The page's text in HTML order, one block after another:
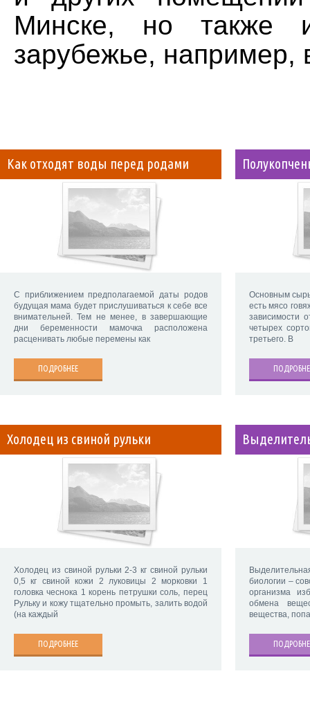
Минске, но также
зарубежье, например,
Как отходят воды перед родами
С приближением предполагаемой даты родов
будущая мама будет прислушиваться к себе все
внимательней. Тем не менее, в завершающие
дни беременности мамочка расположена
расценивать любые перемены как
ПОДРОБНЕЕ
Основным
есть мясо
зависимости
четырех
третьего. В
Холодец из свиной рульки
Холодец из свиной рульки 2-3 кг свиной рульки
0,5 кг свиной кожи 2 луковицы 2 морковки 1
головка чеснока 1 корень петрушки соль, перец
Рульку и кожу тщательно промыть, залить водой
(на каждый
ПОДРОБНЕЕ
биологии –
организма
обмена
вещества,